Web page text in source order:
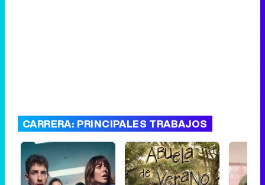
CARRERA: PRINCIPALES TRABAJOS